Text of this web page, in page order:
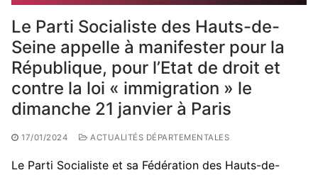
Le Parti Socialiste des Hauts-de-
Seine appelle à manifester pour la
République, pour l’Etat de droit et
contre la loi « immigration » le
dimanche 21 janvier à Paris
17/01/2024 ACTUALITÉS DÉPARTEMENTALES
Le Parti Socialiste et sa Fédération des Hauts-de-